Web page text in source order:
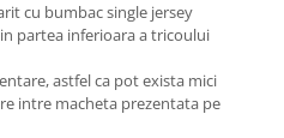
cu bumbac single jersey
partea inferioara a tricoului
astfel ca pot exista mici
intre macheta prezentata pe